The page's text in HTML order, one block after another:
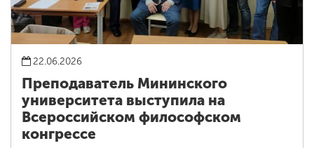
22.06.2026
Преподаватель Мининского
университета выступила на
Всероссийском философском
конгрессе